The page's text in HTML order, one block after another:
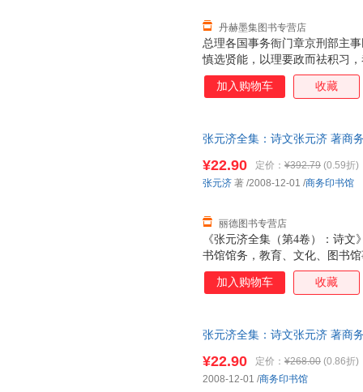
总理各国事务衙门章京刑部主
慎选贤能，以理要政而祛积习
谕：“现在裁撤各衙门，业经分
散，现当振兴庶务，规画久远
旨，既日“未便听其闲散”，又
材任使”也。圣意至明，天下共
官充补。臣闻之不胜骇异。
丹赫墨集图书专营店
加入购物车 收藏
张元济全集：诗文张元济 著商
《张元济全集（第4卷）：诗
书馆馆务，教育、文化、图书
社会交往，海盐张氏宗族事务
间先后编排。写作时间无法考
生不是一位诗人，今天我们读
文》编辑时，就按诗词创作时
的一首词和少量联、题辞也一
¥22.90 定价： ¥392.79 (0.59折)
丽德图书专营店
张元济 著 /2008-12-01 /商务印书馆
加入购物车 收藏
张元济全集：诗文张元济 著商
¥22.90 定价： ¥268.00 (0.86折)
2008-12-01 /商务印书馆